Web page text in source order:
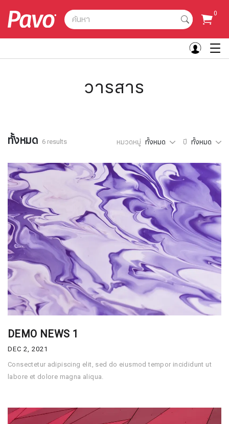
ค้นหา 0
วารสาร
ทั้งหมด 6 results หมวดหมู่ ทั้งหมด ปี ทั้งหมด
DEMO NEWS 1
DEC 2, 2021
Consectetur adipiscing elit, sed do eiusmod tempor incididunt ut
labore et dolore magna aliqua.